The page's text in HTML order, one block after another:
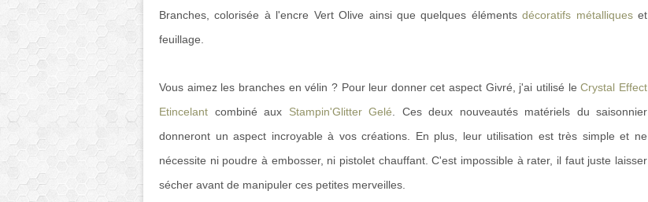
Branches, colorisée à l'encre Vert Olive ainsi que quelques élémentsdécoratifs métalliqueset
feuillage.
Vous aimez les branches en vélin ? Pour leur donner cet aspect Givré, j'ai utilisé leCrystal Effect
Etincelant combiné aux Stampin'Glitter Gelé . Ces deux nouveautés matériels du saisonnier
donneront un aspect incroyable à vos créations. En plus, leur utilisation est très simple et ne
nécessite ni poudre à embosser, ni pistolet chauffant. C'est impossible à rater, il faut juste laisser
sécher avant de manipuler ces petites merveilles.